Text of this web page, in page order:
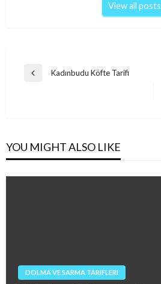
View all posts
Post
Previous
Kadınbudu Köfte Tarifi
YOU MIGHT ALSO LIKE
DOLMA VE SARMA TARIFLERI